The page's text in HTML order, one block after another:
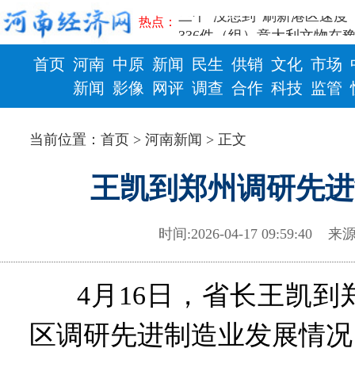
热点：
336件（组）意大利文物在
习近平对防汛救灾工作作出
郑州、济南、青岛三城联合
2026年“文明实践进基层”主
省政协十三届常委会第二十
“七一勋章”获得者丨“炼油
“建设社会主义现代化强国
豫篮联赛结束第十七轮争夺
河南省二十条硬核举措出炉
从国家科技奖看中原创新跃
“几分钱”传言背后 河南西
河南省党政代表团赴新疆考
习近平出席国家科学技术奖
首页 河南
新闻
中原
影像
新闻
网评
民生
调查
供销
合作
文化
科技
市场
监管
财政 健康
当前位置：首页 >河南新闻 > 正文
王凯到郑州调研先
时间:2026-04-17 09:59:40 来
4月16日，省长王凯到
区调研先进制造业发展情